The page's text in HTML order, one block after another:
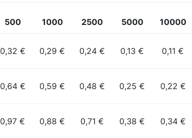
500 1000 2500 5000 10000
0,32 € 0,29 € 0,24 € 0,13 € 0,11 €
0,64 € 0,59 € 0,48 € 0,25 € 0,22 €
0,97 € 0,88 € 0,71 € 0,38 € 0,34 €